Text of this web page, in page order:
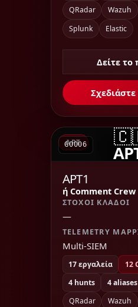
QRadar Wazuh
Splunk
Elastic
Δείτε το
APT
G0006
APT1
ή Comment Crew
ΣΤΌΧΟΙ ΚΛΆΔΟΙ
—
TELEMETRY
Multi-SIEM
17 εργαλεία
12
4 hunts
4 aliases
QRadar
Wazuh